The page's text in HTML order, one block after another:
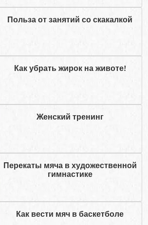
Польза от занятий со скакалкой
Как убрать жирок на животе!
Женский тренинг
Перекаты мяча в художественной
гимнастике
Как вести мяч в баскетболе